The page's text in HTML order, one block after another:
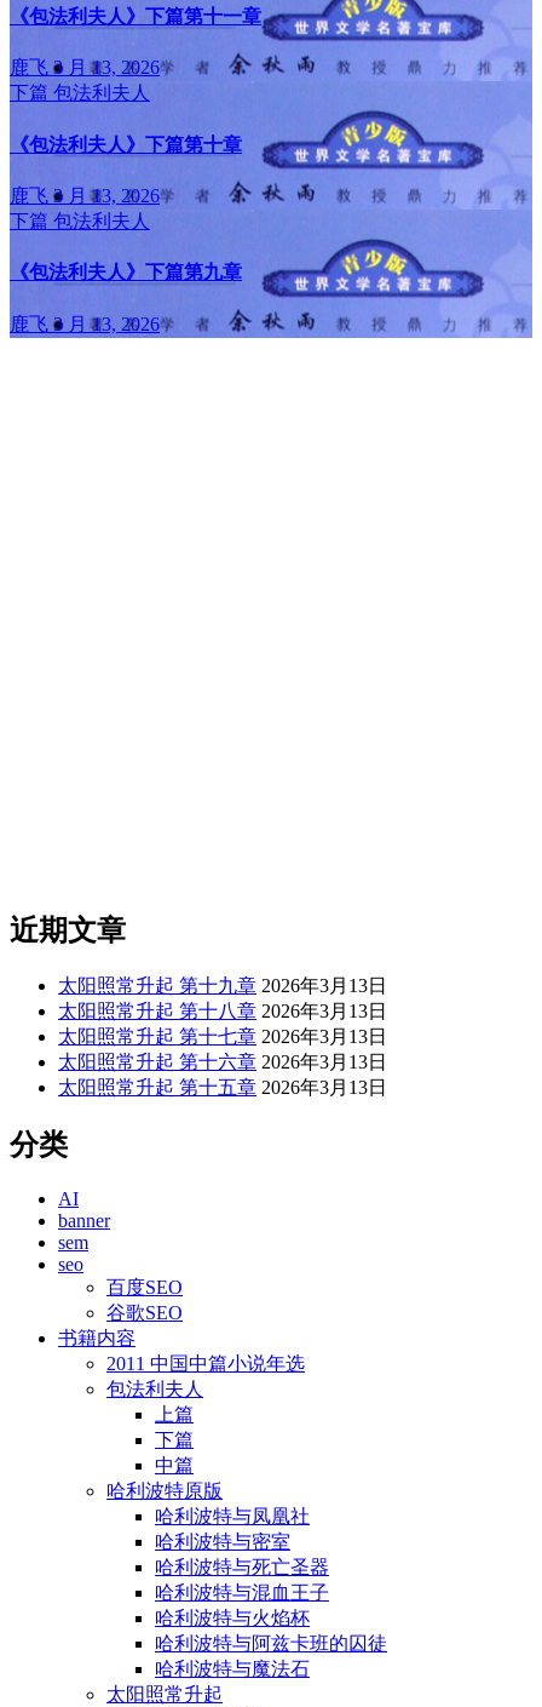
《包法利夫人》下篇第十一章
鹿飞 3 月 13, 2026
下篇 包法利夫人
《包法利夫人》下篇第十章
鹿飞 3 月 13, 2026
下篇 包法利夫人
《包法利夫人》下篇第九章
鹿飞 3 月 13, 2026
近期文章
太阳照常升起 第十九章 2026年3月13日
太阳照常升起 第十八章 2026年3月13日
太阳照常升起 第十七章 2026年3月13日
太阳照常升起 第十六章 2026年3月13日
太阳照常升起 第十五章 2026年3月13日
分类
AI
banner
sem
seo
百度SEO
谷歌SEO
书籍内容
2011 中国中篇小说年选
包法利夫人
上篇
下篇
中篇
哈利波特原版
哈利波特与凤凰社
哈利波特与密室
哈利波特与死亡圣器
哈利波特与混血王子
哈利波特与火焰杯
哈利波特与阿兹卡班的囚徒
哈利波特与魔法石
太阳照常升起